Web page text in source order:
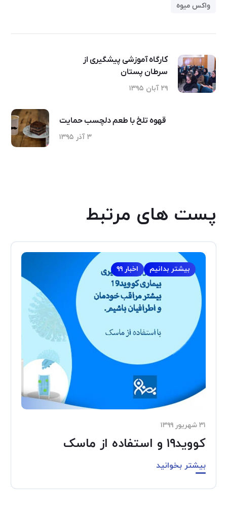
واکس میوه
کارگاه آموزشی پیشگیری از
سرطان پستان
۲۹ آبان ۱۳۹۵
قهوه تلخ با طعم دلچسب حمایت
۳ آذر ۱۳۹۵
پست های مرتبط
اخبار ۹۹ بیشتر بدانیم
۳۱ شهریور ۱۳۹۹
کووید۱۹ و استفاده از ماسک
بیشتر بخوانید